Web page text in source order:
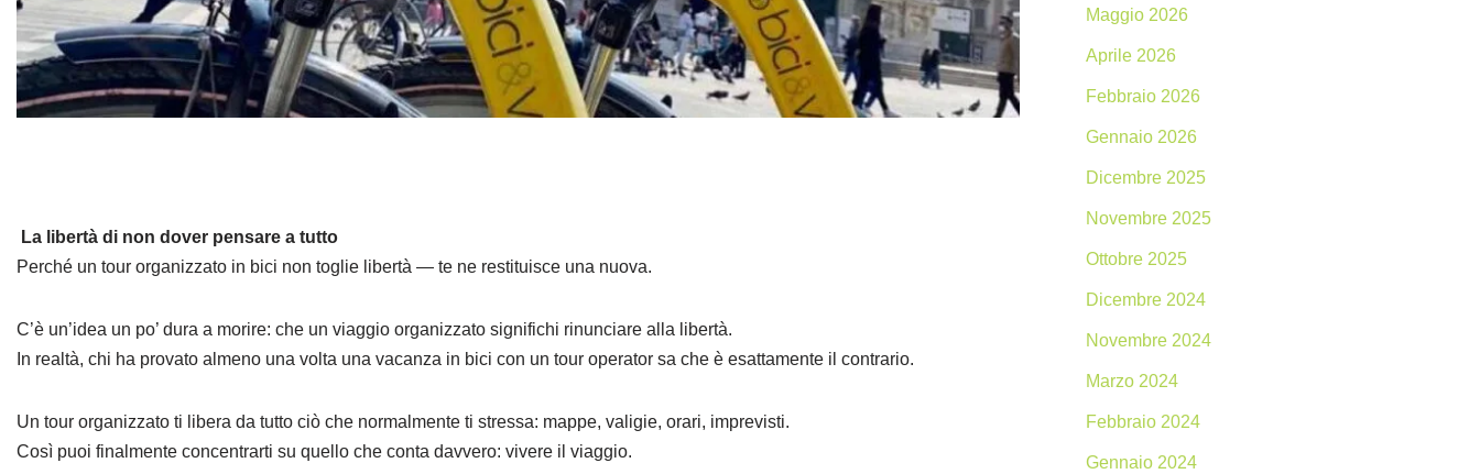
La libertà di non dover pensare a tutto
Perché un tour organizzato in bici non toglie libertà — te ne restituisce una nuova.
C’è un’idea un po’ dura a morire: che un viaggio organizzato significhi rinunciare alla libertà.
In realtà, chi ha provato almeno una volta una vacanza in bici con un tour operator sa che è esattamente il contrario.
Un tour organizzato ti libera da tutto ciò che normalmente ti stressa: mappe, valigie, orari, imprevisti.
Così puoi finalmente concentrarti su quello che conta davvero: vivere il viaggio.
Maggio 2026
Aprile 2026
Febbraio 2026
Gennaio 2026
Dicembre 2025
Novembre 2025
Ottobre 2025
Dicembre 2024
Novembre 2024
Marzo 2024
Febbraio 2024
Gennaio 2024